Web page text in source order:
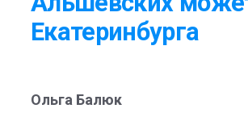
Екатеринбурга
Ольга Балюк